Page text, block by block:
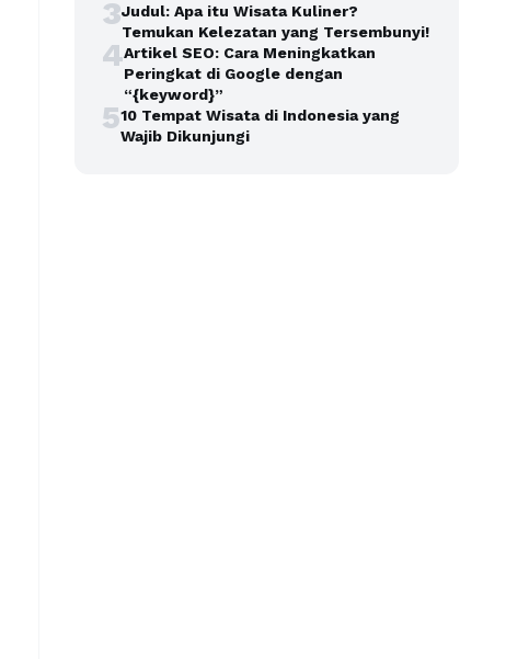
3Judul: Apa itu Wisata Kuliner?
Temukan Kelezatan yang Tersembunyi!
4Artikel SEO: Cara Meningkatkan
Peringkat di Google dengan
“{keyword}”
510 Tempat Wisata di Indonesia yang
Wajib Dikunjungi